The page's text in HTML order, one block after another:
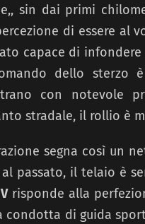
sin dai primi
di essere al
capace di infondere
dello sterzo
con notevole
stradale, il rollio è
segna così un
passato, il telaio è
risponde alla
condotta di guida